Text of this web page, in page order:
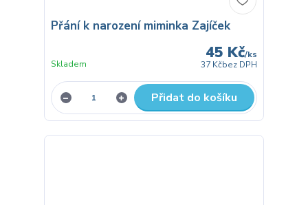
Přání k narození miminka Zajíček
45 Kč/ks
37 Kčbez DPH
Skladem
Přidat do košíku